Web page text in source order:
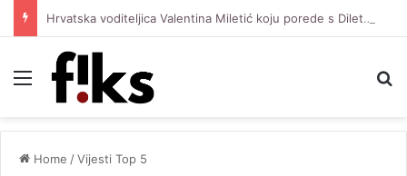
Hrvatska voditeljica Valentina Miletić koju porede s Dilettom Leotom oduševila pozirajući u bikiniju
Menu
Home /Vijesti Top 5